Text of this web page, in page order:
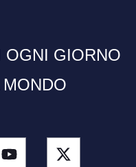
OGNI GIORNO